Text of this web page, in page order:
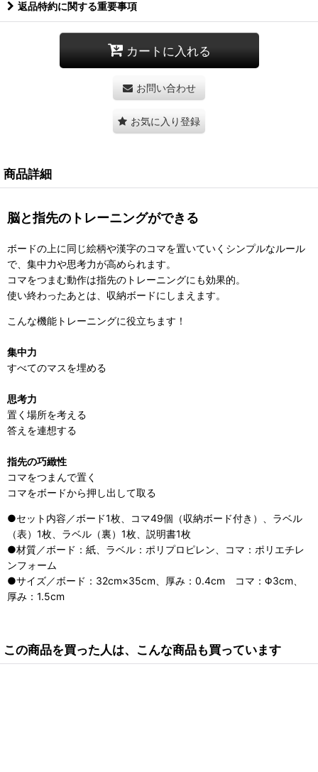
返品特約に関する重要事項
カートに入れる
お問い合わせ
お気に入り登録
商品詳細
脳と指先のトレーニングができる
ボードの上に同じ絵柄や漢字のコマを置いていくシンプルなルール
で、集中力や思考力が高められます。
コマをつまむ動作は指先のトレーニングにも効果的。
使い終わったあとは、収納ボードにしまえます。
こんな機能トレーニングに役立ちます！
集中力
すべてのマスを埋める
思考力
置く場所を考える
答えを連想する
指先の巧緻性
コマをつまんで置く
コマをボードから押し出して取る
●セット内容／ボード1枚、コマ49個（収納ボード付き）、ラベル
（表）1枚、ラベル（裏）1枚、説明書1枚
●材質／ボード：紙、ラベル：ポリプロピレン、コマ：ポリエチレ
ンフォーム
●サイズ／ボード：32cm×35cm、厚み：0.4cm コマ：Φ3cm、
厚み：1.5cm
この商品を買った人は、こんな商品も買っています